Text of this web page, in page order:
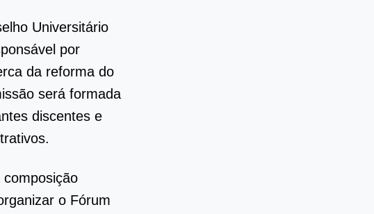
Universitário
por
da reforma do
será formada
discentes e
o Fórum